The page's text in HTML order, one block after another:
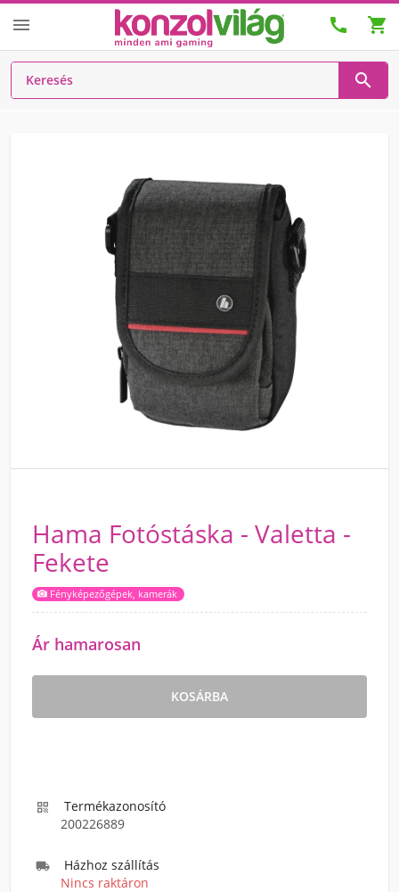
  

Hama Fotóstáska - Valetta -
Fekete
Fényképezőgépek, kamerák
Ár hamarosan
KOSÁRBA

Termékazonosító
200226889

Házhoz szállítás
Nincs raktáron